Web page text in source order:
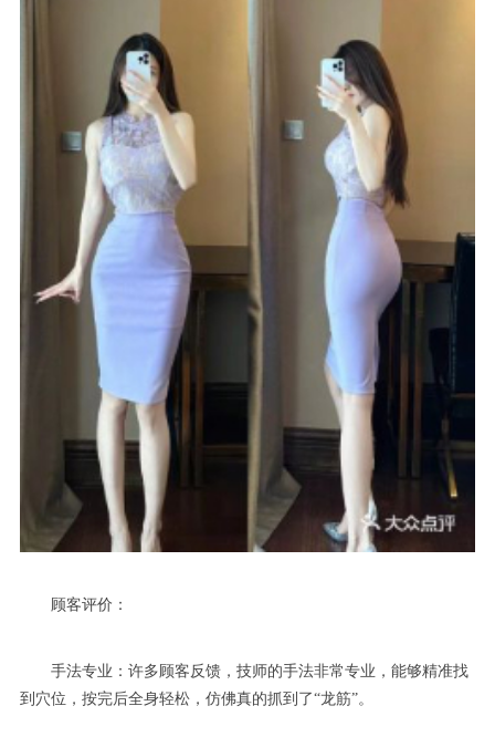
顾客评价：
手法专业：许多顾客反馈，技师的手法非常专业，能够精准找
到穴位，按完后全身轻松，仿佛真的抓到了“龙筋”。